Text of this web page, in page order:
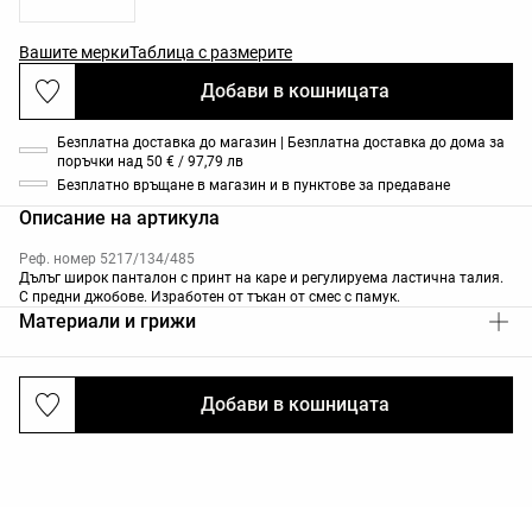
Вашите меркиТаблица с размерите
Добави в кошницата
Добави в кошницата
Безплатна доставка до магазин | Безплатна доставка до дома за
поръчки над 50 € / 97,79 лв
Безплатно връщане в магазин и в пунктове за предаване
Описание на артикула
Реф. номер 5217/134/485
Дълъг широк панталон с принт на каре и регулируема ластична талия.
С предни джобове. Изработен от тъкан от смес с памук.
Материали и грижи
Доставка и връщане